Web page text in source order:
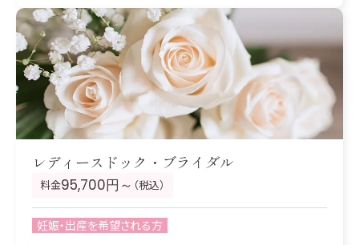
レディースドック・ブライダル
料金95,700円～ （税込）
妊娠・出産を希望される方